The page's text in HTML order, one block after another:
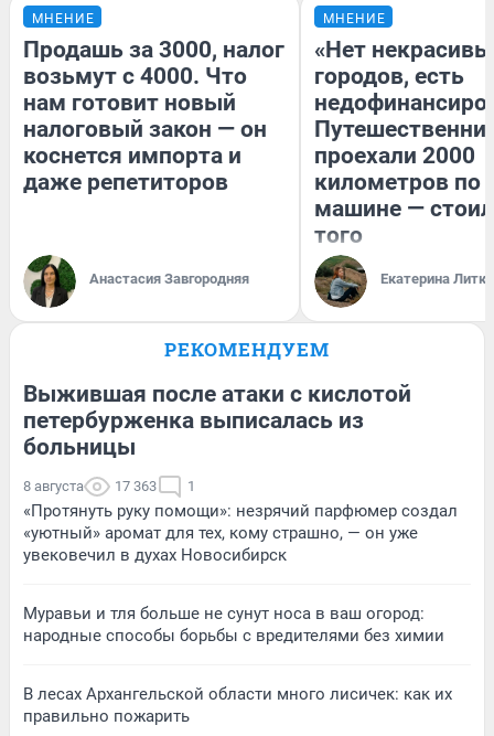
МНЕНИЕ
Продашь за 3000, налог
возьмут с 4000. Что
нам готовит новый
налоговый закон — он
коснется импорта и
даже репетиторов
Анастасия Завгородняя
МНЕНИЕ
«Нет
городов, есть
проехали 2000
километров по
машине —
того
Екатерина
РЕКОМЕНДУЕМ
Выжившая после атаки с кислотой
петербурженка выписалась из
больницы
8 августа 17 363 1
«Протянуть руку помощи»: незрячий парфюмер создал
«уютный» аромат для тех, кому страшно, — он уже
увековечил в духах Новосибирск
Муравьи и тля больше не сунут носа в ваш огород:
народные способы борьбы с вредителями без химии
В лесах Архангельской области много лисичек: как их
правильно пожарить